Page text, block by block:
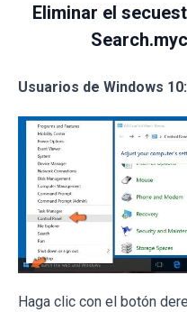
Eliminar el
Usuarios de Windows 10:
Haga clic con el botón